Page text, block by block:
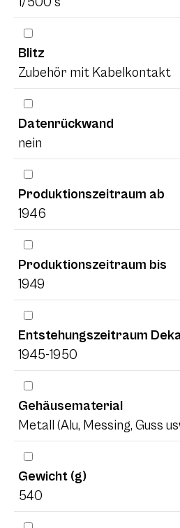
Blitz
Zubehör mit Kabelkontakt
Datenrückwand
nein
Produktionszeitraum ab
1946
Produktionszeitraum bis
1949
Entstehungszeitraum
1945-1950
Gehäusematerial
Metall (Alu, Messing, Guss
Gewicht (g)
540